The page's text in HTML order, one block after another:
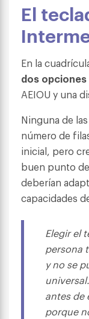
El
En la
dos
AEIOU y una
Ninguna de
número de
inicial, pero
buen punto
deberían
capacidades
Elegir el
persona
y no se
antes de
porque